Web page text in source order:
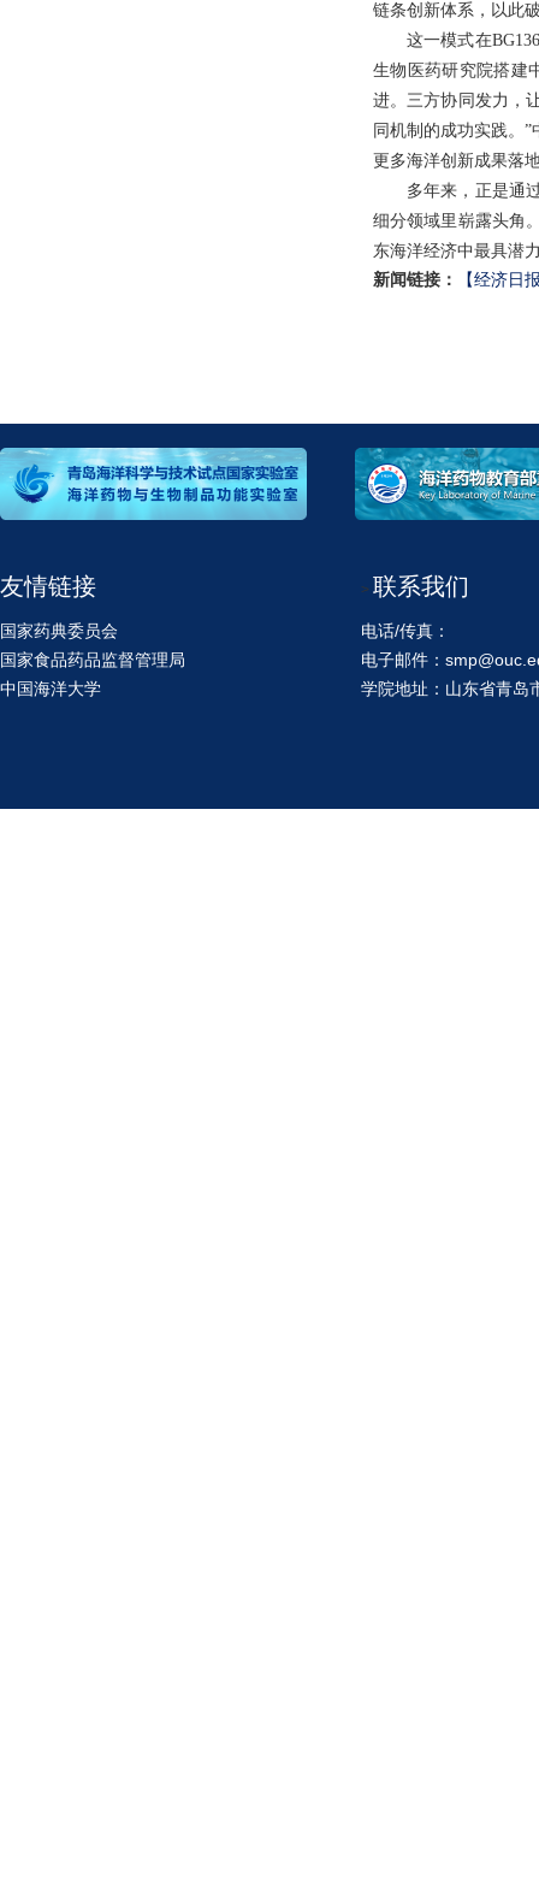
链条创新体系，以此
这一模式在
生物医药研究院搭建
进。三方协同发力，
同机制的成功实践。
更多海洋创新成果落
多年来，正是通
细分领域里崭露头角
东海洋经济中最具潜
新闻链接：
【经济日
友情链接
国家药典委员会
国家食品药品监督管理局
中国海洋大学
> 联系我们
电话/传真：
电子邮件：
学院地址：山东省青岛